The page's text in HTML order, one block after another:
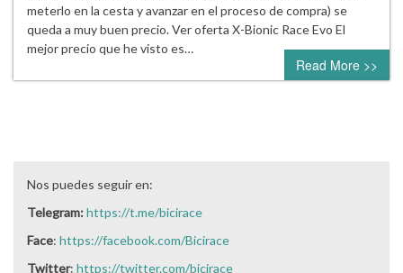
meterlo en la cesta y avanzar en el proceso de compra) se
queda a muy buen precio. Ver oferta X-Bionic Race Evo El
mejor precio que he visto es…
Read More >>
Nos puedes seguir en:
Telegram:https://t.me/bicirace
Face: https://facebook.com/Bicirace
Twitter: https://twitter.com/bicirace